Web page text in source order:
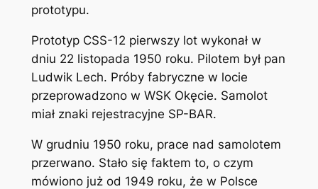
prototypu.
Prototyp CSS-12 pierwszy lot wykonał w
dniu 22 listopada 1950 roku. Pilotem był pan
Ludwik Lech. Próby fabryczne w locie
przeprowadzono w WSK Okęcie. Samolot
miał znaki rejestracyjne SP-BAR.
W grudniu 1950 roku, prace nad samolotem
przerwano. Stało się faktem to, o czym
mówiono już od 1949 roku, że w Polsce